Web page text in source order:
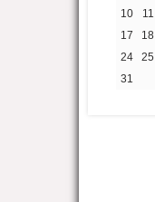
10
11
17
18
24
25
31